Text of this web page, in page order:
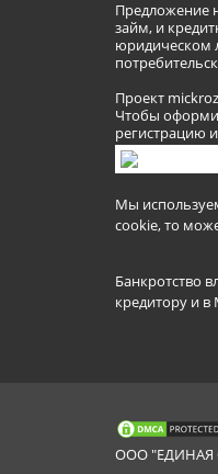
Предложение
займ, и
юридическом
Проект
Чтобы
регистрацию
Мы
cookie, то
Банкротство
кредитору и
ООО "ЕДИНАЯ